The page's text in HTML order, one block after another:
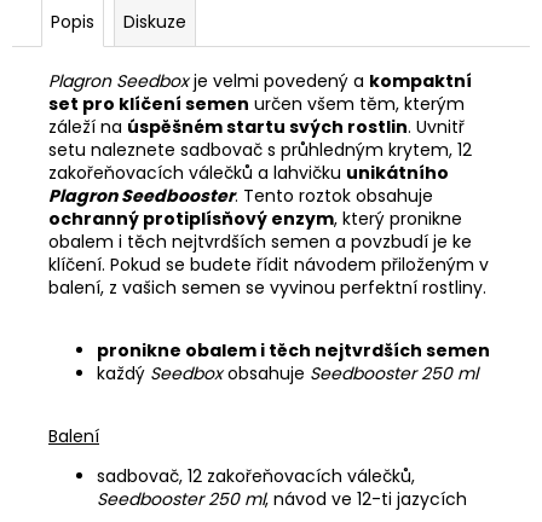
Popis Diskuze
Plagron Seedboxje velmi povedený a kompaktní
set pro klíčení semen určen všem těm, kterým
záleží na úspěšném startu svých rostlin. Uvnitř
setu naleznete sadbovač s průhledným krytem, 12
zakořeňovacích válečků a lahvičku unikátního
Plagron Seedbooster. Tento roztok obsahuje
ochranný protiplísňový enzym, který pronikne
obalem i těch nejtvrdších semen a povzbudí je ke
klíčení. Pokud se budete řídit návodem přiloženým v
balení, z vašich semen se vyvinou perfektní rostliny.
pronikne obalem i těch nejtvrdších semen
každý Seedboxobsahuje Seedbooster 250 ml
Balení
sadbovač, 12 zakořeňovacích válečků,
Seedbooster 250 ml, návod ve 12-ti jazycích